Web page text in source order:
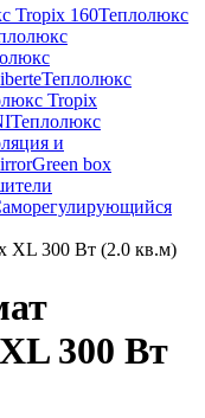
Tropix 160Теплолюкс
Теплолюкс
Tropix
Теплолюкс
и
Green box
XL 300 Вт (2.0 кв.м)
300 Вт